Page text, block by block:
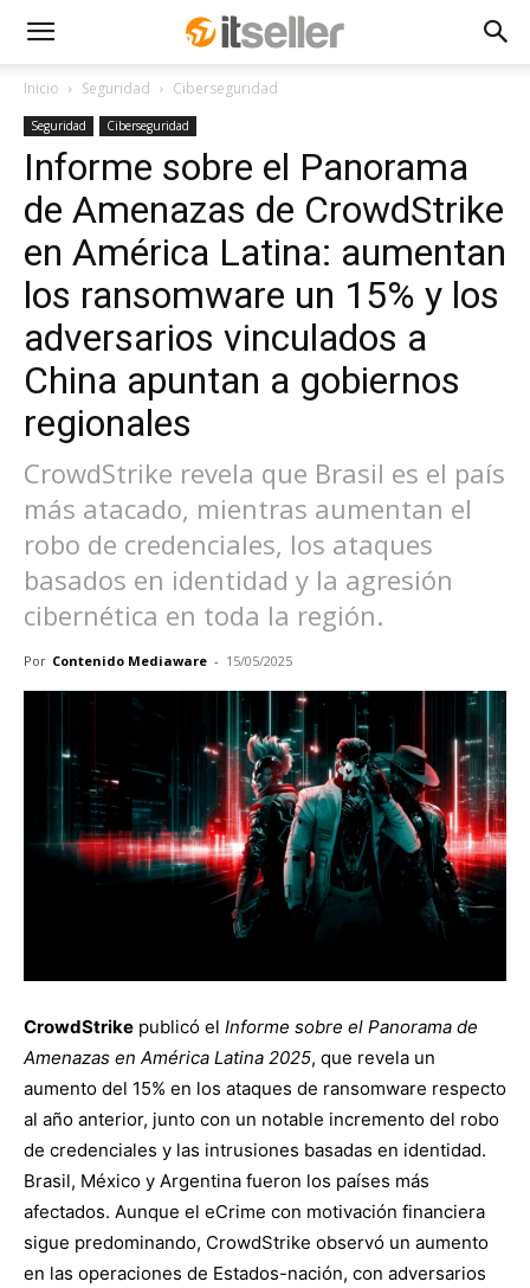
Inicio Seguridad Ciberseguridad
Seguridad Ciberseguridad
Informe sobre el Panorama
de Amenazas de CrowdStrike
en América Latina: aumentan
los ransomware un 15% y los
adversarios vinculados a
China apuntan a gobiernos
regionales
CrowdStrike revela que Brasil es el país
más atacado, mientras aumentan el
robo de credenciales, los ataques
basados en identidad y la agresión
cibernética en toda la región.
Por Contenido Mediaware - 15/05/2025
CrowdStrike publicó el Informe sobre el Panorama de
Amenazas en América Latina 2025, que revela un
aumento del 15% en los ataques de ransomware respecto
al año anterior, junto con un notable incremento del robo
de credenciales y las intrusiones basadas en identidad.
Brasil, México y Argentina fueron los países más
afectados. Aunque el eCrime con motivación financiera
sigue predominando, CrowdStrike observó un aumento
en las operaciones de Estados-nación, con adversarios